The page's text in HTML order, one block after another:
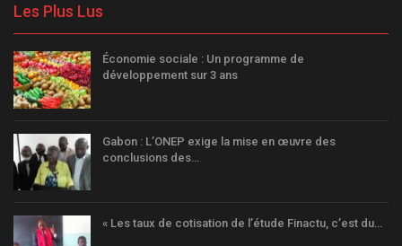
Les Plus Lus
Économie sociale : Un programme de
développement sur 3 ans
Gabon : L’ONEP exige la mise en œuvre des
conclusions des…
« Les taux de cotisation de l’étude Finactu, c’est du…